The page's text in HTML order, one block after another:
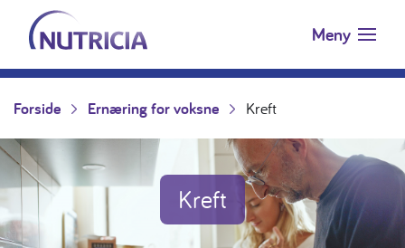
Hopp til innholdet
Nutricia.no Meny
Forside Ernæring for voksne Kreft
Kreft